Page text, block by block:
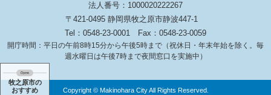
法人番号：1000020222267
〒421-0495 静岡県牧之原市静波447-1
Tel：0548-23-0001
Fax：0548-23-0059
開庁時間：平日の午前8時15分から午後5時まで（祝休日・年末年始を除く。毎
週水曜日は午後7時まで夜間窓口を実施中）
牧之原市の
おすすめ
Copyright © Makinohara City All Rights Reserved.